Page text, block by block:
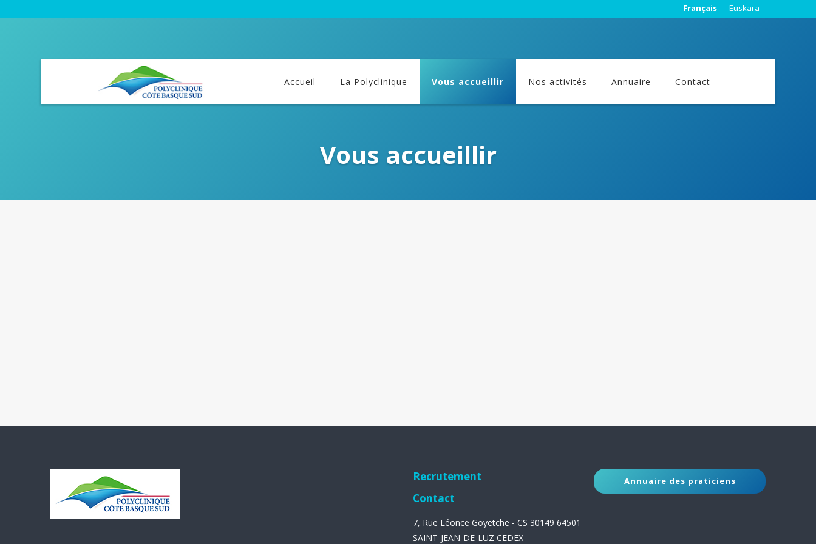
Français Euskara
Accueil La Polyclinique Vous accueillir Nos activités Annuaire Contact
Vous accueillir
Recrutement
Contact
7, Rue Léonce Goyetche - CS 30149 64501
SAINT-JEAN-DE-LUZ CEDEX
Annuaire des praticiens